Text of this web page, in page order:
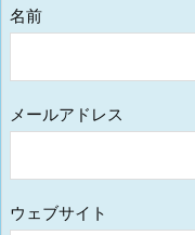
名前
メールアドレス
ウェブサイト